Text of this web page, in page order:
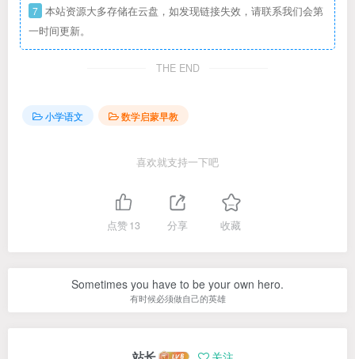
7 本站资源大多存储在云盘，如发现链接失效，请联系我们会第
一时间更新。
THE END
小学语文 数学启蒙早教
喜欢就支持一下吧
点赞13 分享 收藏
Sometimes you have to be your own hero.
有时候必须做自己的英雄